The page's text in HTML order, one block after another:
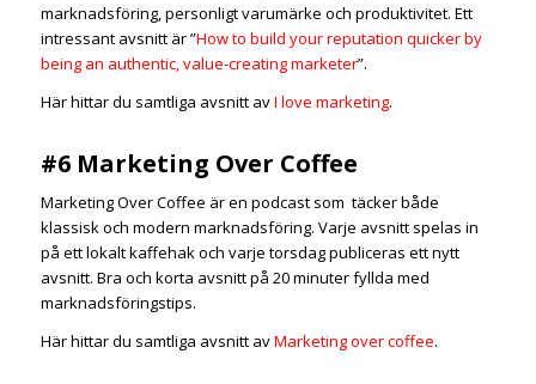
marknadsföring, personligt varumärke och produktivitet. Ett
intressant avsnitt är ”How to build your reputation quicker by
being an authentic, value-creating marketer”.
Här hittar du samtliga avsnitt avI love marketing.
#6 Marketing Over Coffee
Marketing Over Coffee är en podcast som täcker både
klassisk och modern marknadsföring. Varje avsnitt spelas in
på ett lokalt kaffehak och varje torsdag publiceras ett nytt
avsnitt. Bra och korta avsnitt på 20 minuter fyllda med
marknadsföringstips.
Här hittar du samtliga avsnitt avMarketing over coffee.